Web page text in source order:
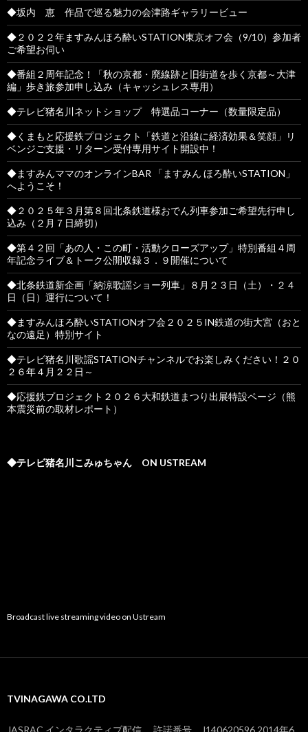
◆坂内 恵 作品で巡る魅力の会津路ギャラリービュー
◆２０２２年ますみんほろ酔いSTATION東京オフ会（9/10）参加者
ご希望お伺い
◆番組２周年記念！「秋の京都・廃線跡と旧街道を歩く京都～大津
編」歩き旅参加申し込み（キャッシュレス専用）
◆テレビ猪名川ネットショップ 特選品コーナー（数量限定品）
◆くまもと応援鉄プロジェクト「鉄道と沿線に経済効果＆笑顔」リ
ベンジご支援・リターン受付専用サイト開設中！
◆ますみんママのオンラインBAR 「ますみん ほろ酔いSTATION」
へようこそ！
◆２０２５年３月第８回北条鉄道様おでん列車参加ご希望先行申し
込み（２月７日締切）
◆第４２回「あの人・この町・活動クローズアップ」特別番組４周
年記念ライブ＆トーク公開収録３．９開催について
◆北条鉄道新企画「納涼歌謡ショー列車」８月２３日（土）・２４
日（日）運行について！
◆ますみんほろ酔いSTATIONオフ会２０２５IN鉄道の街大宮（おと
なの遠足）特別サイト
◆テレビ猪名川歌謡STATIONチャンネルでお楽しみください！２０
２６年４月２２日～
◆応援鉄プロジェクト２０２６大和鉄道まつり出展特設ページ（熊
本震災前の取材レポート）
◆テレビ猪名川こみゅちゃん ON USTREAM
Broadcast live streaming video on Ustream
TVINAGAWA CO.LTD